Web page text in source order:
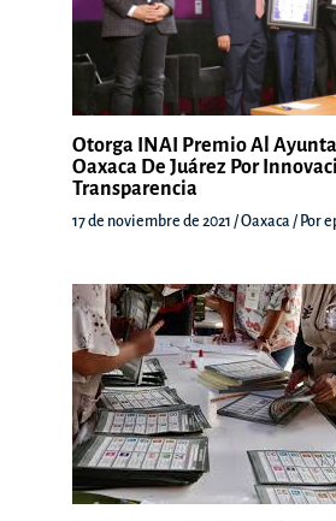
Otorga INAI Premio Al
Oaxaca De Juárez Por
Transparencia
17 de noviembre de 2021 /Oaxaca / Por